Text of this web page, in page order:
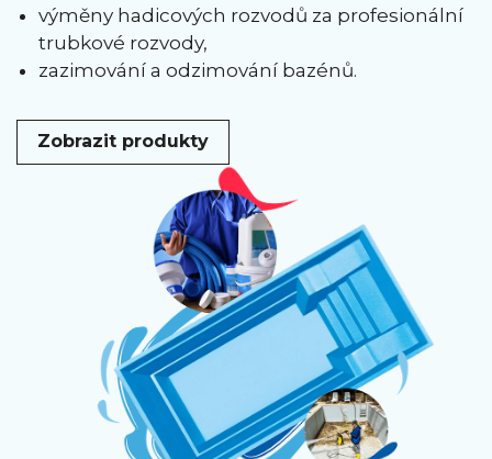
výměny hadicových rozvodů za profesionální
trubkové rozvody,
zazimování a odzimování bazénů.
Zobrazit produkty